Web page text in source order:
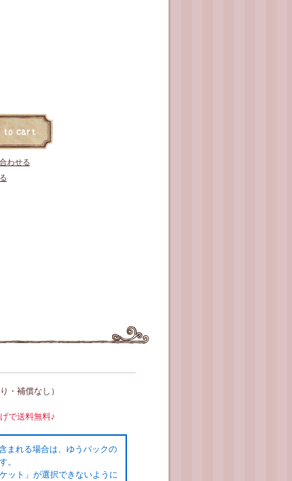
わせる
・補償なし）
で送料無料♪
まれる場合は、ゆうパックの
。
ット」が選択できないように